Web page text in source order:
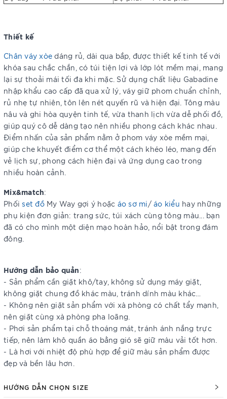
Thiết kế
Chân váy xòe dáng rủ, dài qua bắp, được thiết kế tinh tế với
khóa sau chắc chắn, có túi tiện lợi và lớp lót mềm mại, mang
lại sự thoải mái tối đa khi mặc. Sử dụng chất liệu Gabadine
nhập khẩu cao cấp đã qua xử lý, váy giữ phom chuẩn chỉnh,
rủ nhẹ tự nhiên, tôn lên nét quyến rũ và hiện đại. Tông màu
nâu và ghi hòa quyện tinh tế, vừa thanh lịch vừa dễ phối đồ,
giúp quý cô dễ dàng tạo nên nhiều phong cách khác nhau.
Điểm nhấn của sản phẩm nằm ở phom váy xòe mềm mại,
giúp che khuyết điểm cơ thể một cách khéo léo, mang đến
vẻ lịch sự, phong cách hiện đại và ứng dụng cao trong
nhiều hoàn cảnh.
Mix&match:
Phốiset đồMy Way gợi ý hoặc áo sơ mi/ áo kiểu hay những
phụ kiện đơn giản: trang sức, túi xách cùng tông màu... bạn
đã có cho mình một diện mạo hoàn hảo, nổi bật trong đám
đông.
Hướng dẫn bảo quản:
- Sản phẩm cần giặt khô/tay, không sử dụng máy giặt,
không giặt chung đồ khác màu, tránh dính màu khác…
- Không nên giặt sản phẩm với xà phòng có chất tẩy mạnh,
nên giặt cùng xà phòng pha loãng.
- Phơi sản phẩm tại chỗ thoáng mát, tránh ánh nắng trực
tiếp, nên làm khô quần áo bằng gió sẽ giữ màu vải tốt hơn.
- Là hơi với nhiệt độ phù hợp để giữ màu sản phẩm được
đẹp và bền lâu hơn.
HƯỚNG DẪN CHỌN SIZE